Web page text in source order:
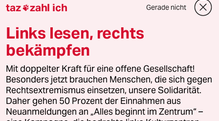
Downloads für Abonnierende
© 2026 taz Verlags und Vertriebs GmbH
Alle Rechte vorbehalten. Bei rechtlichen Fragen oder für Genehmigungen
wenden Sie sich bitte an
lizenzen@taz.de
Feedback Redaktionsstatut Kommune-Richtlinien
taz zahl ich Gerade nicht
Links lesen, rechts
bekämpfen
Mit doppelter Kraft für eine offene Gesellschaft!
Besonders jetzt brauchen Menschen, die sich gegen
Rechtsextremismus einsetzen, unsere Solidarität.
Daher gehen 50 Prozent der Einnahmen aus
Neuanmeldungen an „Alles beginnt im Zentrum“ –